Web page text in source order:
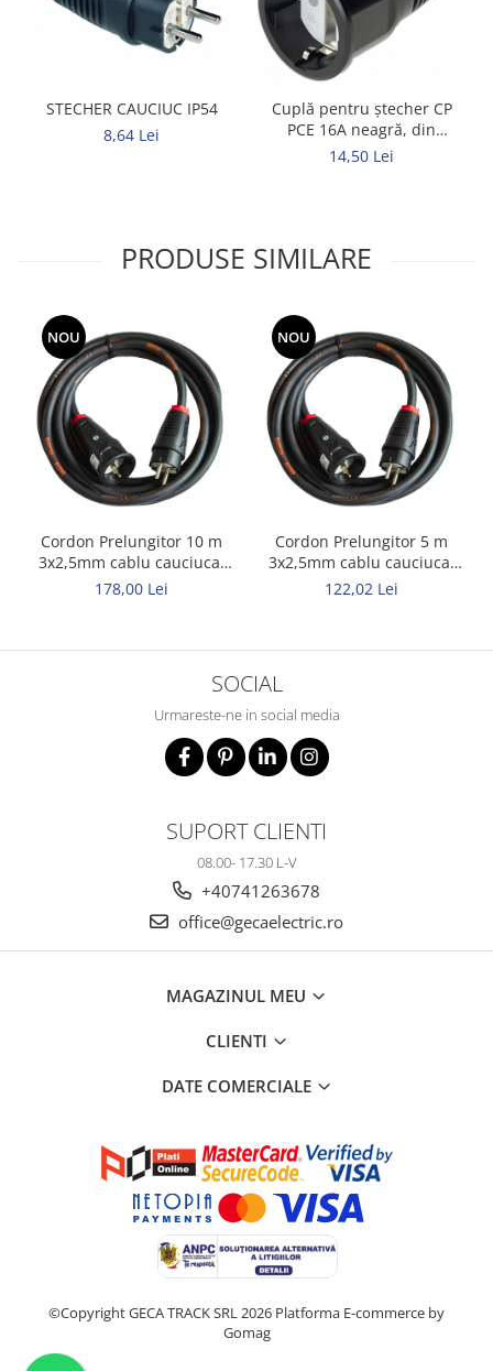
STECHER CAUCIUC IP54
8,64 Lei
Cuplă pentru ștecher CP
PCE 16A neagră, din
cauciuc
14,50 Lei
PRODUSE SIMILARE
NOU
Cordon Prelungitor 10 m
3x2,5mm cablu cauciucat
Titanex
178,00 Lei
NOU
Cordon Prelungitor 5 m
3x2,5mm cablu cauciucat
Titanex
122,02 Lei
SOCIAL
Urmareste-ne in social media
SUPORT CLIENTI
08.00- 17.30 L-V
+40741263678
office@gecaelectric.ro
MAGAZINUL MEU
CLIENTI
DATE COMERCIALE
©Copyright GECA TRACK SRL 2026 Platforma E-commerce by
Gomag